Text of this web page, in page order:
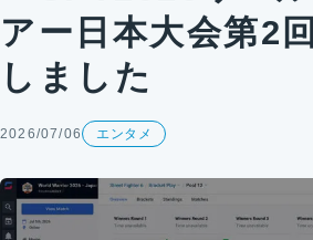
アー日本大会第2
しました
2026/07/06 エンタメ